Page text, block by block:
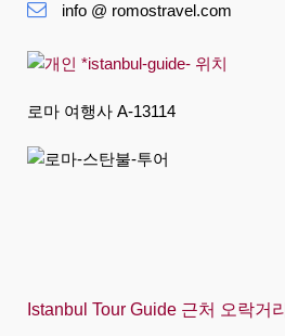
हिंदी
Magyar
Indonesia
Português
info @ romostravel.com
로마 여행사 A-13114
Istanbul Tour Guide 근처 오락거리